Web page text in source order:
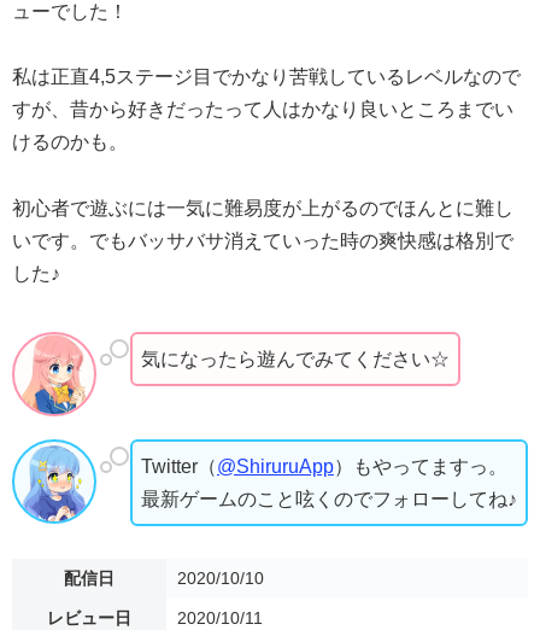
ューでした！
私は正直4,5ステージ目でかなり苦戦しているレベルなので
すが、昔から好きだったって人はかなり良いところまでい
けるのかも。
初心者で遊ぶには一気に難易度が上がるのでほんとに難し
いです。でもバッサバサ消えていった時の爽快感は格別で
した♪
気になったら遊んでみてください☆
Twitter（@ShiruruApp）もやってますっ。
最新ゲームのこと呟くのでフォローしてね♪
配信日 2020/10/10
レビュー日 2020/10/11